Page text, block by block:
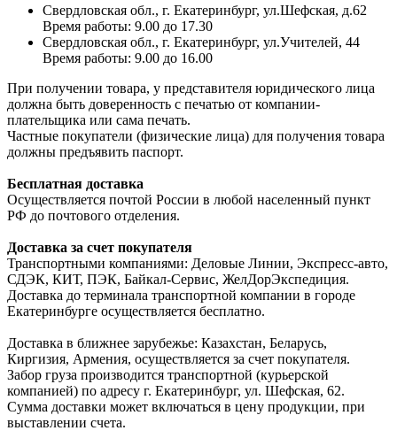
Свердловская обл., г. Екатеринбург, ул.Шефская, д.62
Время работы: 9.00 до 17.30
Свердловская обл., г. Екатеринбург, ул.Учителей, 44
Время работы: 9.00 до 16.00
При получении товара, у представителя юридического лица
должна быть доверенность с печатью от компании-
плательщика или сама печать.
Частные покупатели (физические лица) для получения товара
должны предъявить паспорт.
Бесплатная доставка
Осуществляется почтой России в любой населенный пункт
РФ до почтового отделения.
Доставка за счет покупателя
Транспортными компаниями: Деловые Линии, Экспресс-авто,
СДЭК, КИТ, ПЭК, Байкал-Сервис, ЖелДорЭкспедиция.
Доставка до терминала транспортной компании в городе
Екатеринбурге осуществляется бесплатно.
Доставка в ближнее зарубежье: Казахстан, Беларусь,
Киргизия, Армения, осуществляется за счет покупателя.
Забор груза производится транспортной (курьерской
компанией) по адресу г. Екатеринбург, ул. Шефская, 62.
Сумма доставки может включаться в цену продукции, при
выставлении счета.